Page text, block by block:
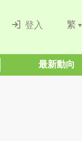
登入 繁
最新動向